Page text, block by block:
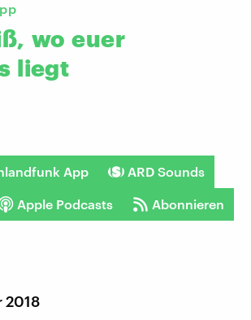
wo euer
liegt
App ARD Sounds
Apple Podcasts Abonnieren
2018